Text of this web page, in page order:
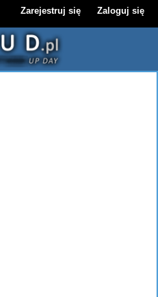
Zarejestruj się Zaloguj się